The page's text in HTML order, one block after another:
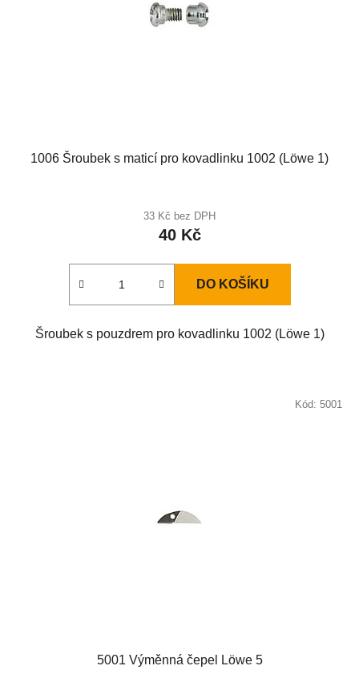
1006 Šroubek s maticí pro kovadlinku 1002 (Löwe 1)
33 Kč bez DPH
40 Kč
DO KOŠÍKU
Šroubek s pouzdrem pro kovadlinku 1002 (Löwe 1)
5001 Výměnná čepel Löwe 5
Kód: 5001